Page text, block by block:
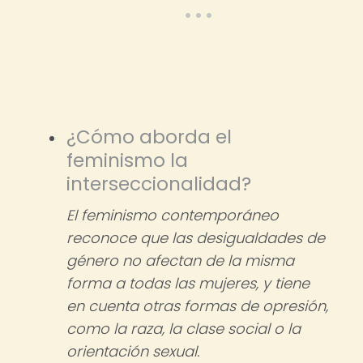
¿Cómo aborda el
feminismo la
interseccionalidad?
El feminismo contemporáneo
reconoce que las desigualdades de
género no afectan de la misma
forma a todas las mujeres, y tiene
en cuenta otras formas de opresión,
como la raza, la clase social o la
orientación sexual.